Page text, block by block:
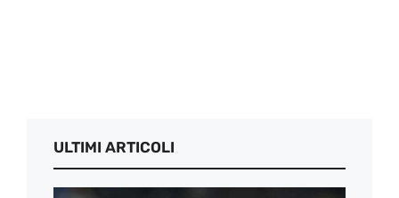
ULTIMI ARTICOLI